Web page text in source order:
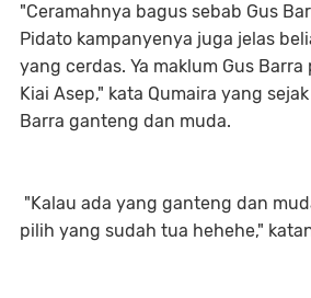
"Ceramahnya bagus sebab Gus
Pidato kampanyenya juga jelas
yang cerdas. Ya maklum Gus Barra
Kiai Asep," kata Qumaira yang
Barra ganteng dan muda.
"Kalau ada yang ganteng dan
pilih yang sudah tua hehehe,"